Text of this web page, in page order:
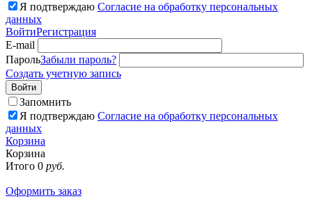
Я подтверждаю Согласие на обработку персональных
данных
ВойтиРегистрация
E-mail
ПарольЗабыли пароль?
Создать учетную запись
Войти
Запомнить
Я подтверждаю Согласие на обработку персональных
данных
Корзина
Корзина
Итого 0 руб.
Оформить заказ